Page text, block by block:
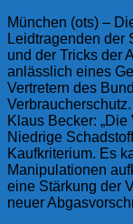
München (ots) –
Leidtragenden der
und der Tricks der
anlässlich eines
Vertretern des
Klaus Becker:
Niedrige
Kaufkriterium. Es
Manipulationen
eine Stärkung der
neuer